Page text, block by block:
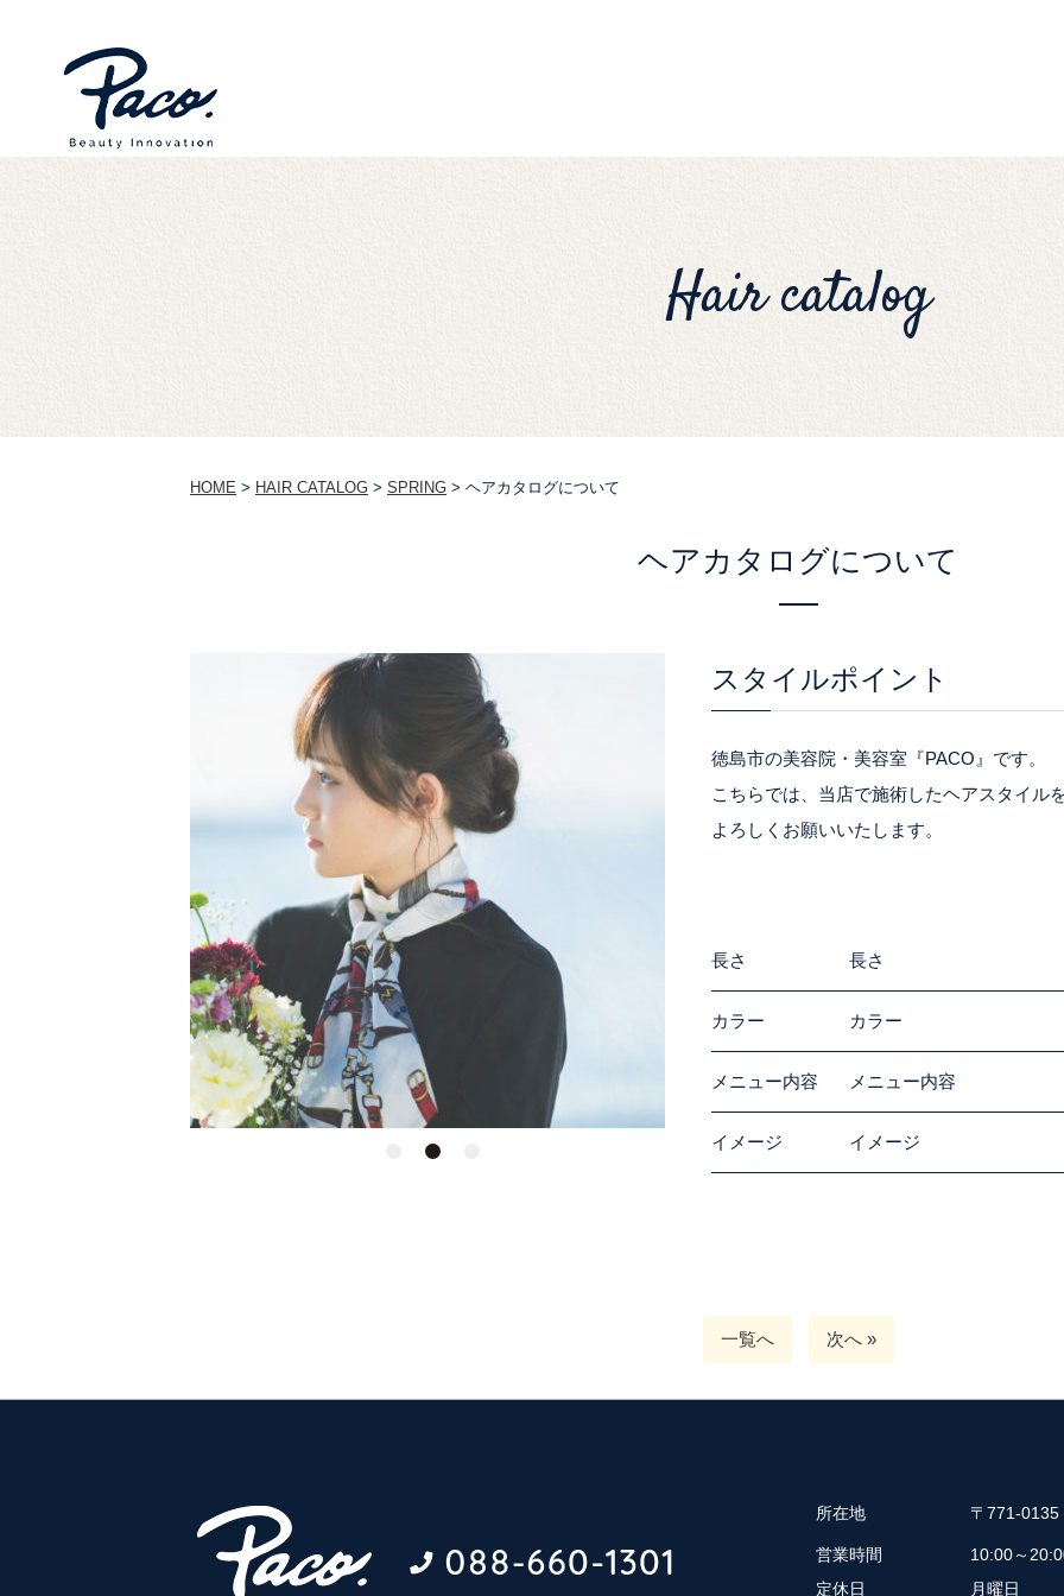
Hair catalog
HOME > HAIR CATALOG > SPRING > ヘアカタログについて
ヘアカタログについて
2
スタイルポイント
徳島市の美容院・美容室『PACO』です。
こちらでは、当店で施術したヘアスタイル
よろしくお願いいたします。
長さ 長さ
カラー カラー
メニュー内容 メニュー内容
イメージ イメージ
一覧へ 次へ »
所在地 〒771-
営業時間
10:00～
定休日
月曜日